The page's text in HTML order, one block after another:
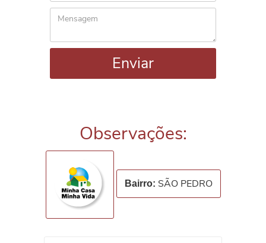
Enviar
Observações:
Bairro: SÃO PEDRO